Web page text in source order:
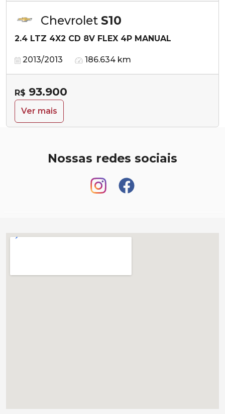
Chevrolet S10
2.4 LTZ 4X2 CD 8V FLEX 4P MANUAL
2013/2013 186.634 km
R$ 93.900
Ver mais
Nossas redes sociais